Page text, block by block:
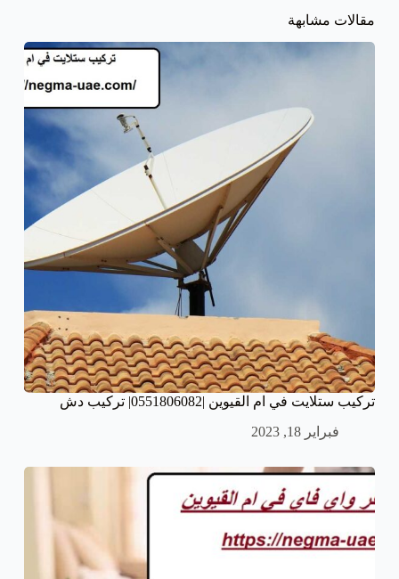
مقالات مشابهة
تركيب ستلايت في ام القيوين |0551806082| تركيب دش
فبراير 18, 2023